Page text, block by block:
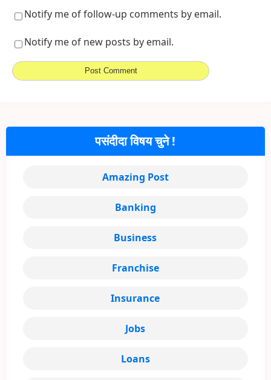
Notify me of follow-up comments by email.
Notify me of new posts by email.
पसंदीदा विषय चुने !
Amazing Post
Banking
Business
Franchise
Insurance
Jobs
Loans